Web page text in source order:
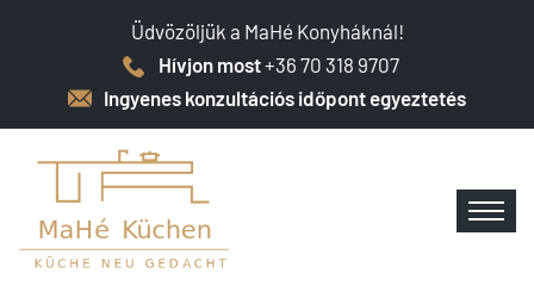
Üdvözöljük a MaHé Konyháknál!
Hívjon most+36 70 318 9707
Ingyenes konzultációs időpont egyeztetés